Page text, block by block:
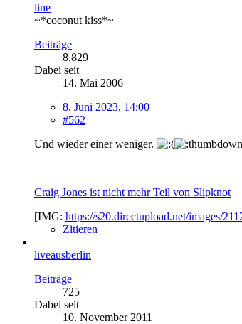
line
~*coconut kiss*~
Beiträge
8.829
Dabei seit
14. Mai 2006
8. Juni 2023, 14:00
#562
Und wieder einer weniger.
Craig Jones ist nicht mehr Teil von Slipknot
[IMG: https://s20.directupload.net/images/
Zitieren
liveausberlin
Beiträge
725
Dabei seit
10. November 2011